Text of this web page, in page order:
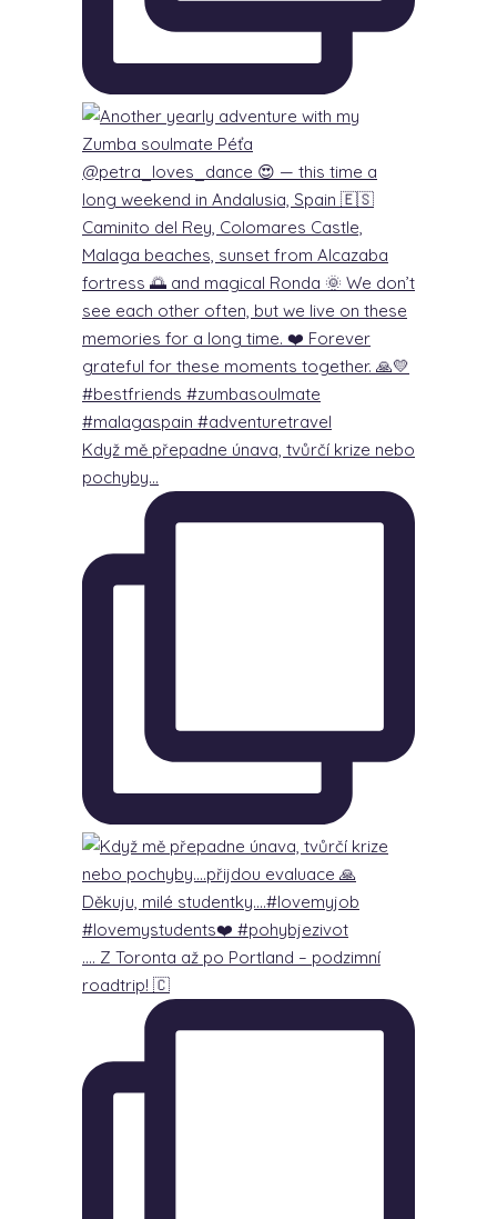
Když mě přepadne únava, tvůrčí krize nebo
pochyby…
…. Z Toronta až po Portland – podzimní
roadtrip! 🇨